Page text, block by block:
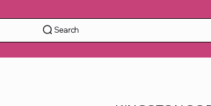
Search